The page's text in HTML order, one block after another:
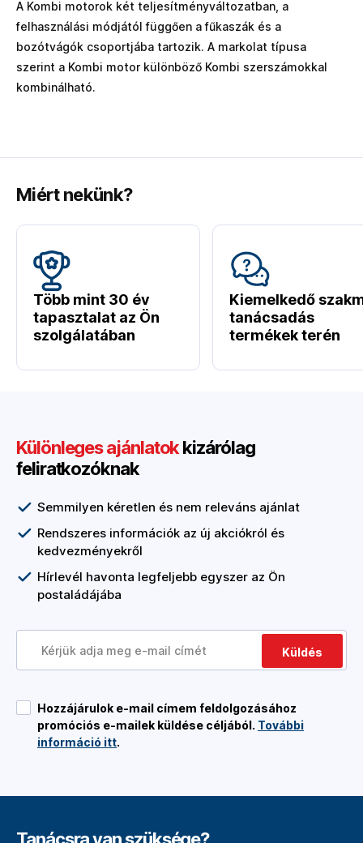
A Kombi motorok két teljesítményváltozatban, a
felhasználási módjától függően a fűkaszák és a
bozótvágók csoportjába tartozik. A markolat típusa
szerint a Kombi motor különböző Kombi szerszámokkal
kombinálható.
Miért nekünk?
Több mint 30 év
tapasztalat az Ön
szolgálatában
Kiemelkedő
tanácsadás
termékek terén
Különleges ajánlatokkizárólag
feliratkozóknak
Semmilyen kéretlen és nem releváns ajánlat
Rendszeres információk az új akciókról és
kedvezményekről
Hírlevél havonta legfeljebb egyszer az Ön
postaládájába
Küldés
Hozzájárulok e-mail címem feldolgozásához
promóciós e-mailek küldése céljából. További
információ itt.